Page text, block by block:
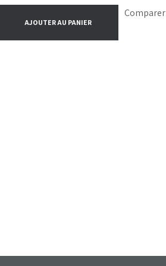
AJOUTER AU PANIER
Comparer